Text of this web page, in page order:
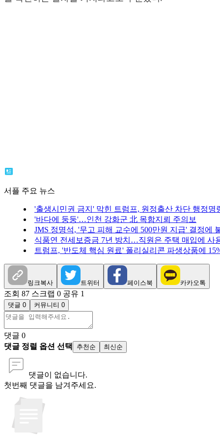
서플 주요 뉴스
'출생시민권 금지' 막힌 트럼프, 원정출산 차단 행정명
'바다에 둥둥'…인천 강화군 北 목함지뢰 주의보
JMS 정명석, '무고 피해 교수에 500만원 지급' 결정에
식품연 전세보증금 7년 방치…직원은 주택 매입에 사
트럼프, '반도체 핵심 원료' 폴리실리콘 파생상품에
링크복사 트위터 페이스북 카카오톡
조회 87 스크랩 0 공유 1
댓글 0 커뮤니티 0
댓글 0
댓글 정렬 옵션 선택
추천순 최신순
댓글이 없습니다.
첫번째 댓글을 남겨주세요.